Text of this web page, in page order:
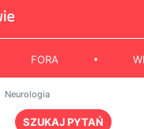
FORA
Neurologia
SZUKAJ PYTAŃ